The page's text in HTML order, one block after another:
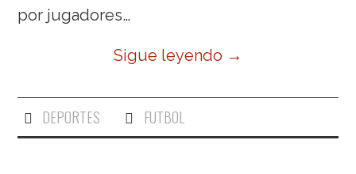
por jugadores…
Sigue leyendo →
DEPORTES FUTBOL